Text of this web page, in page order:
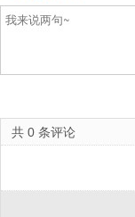
共 0 条评论